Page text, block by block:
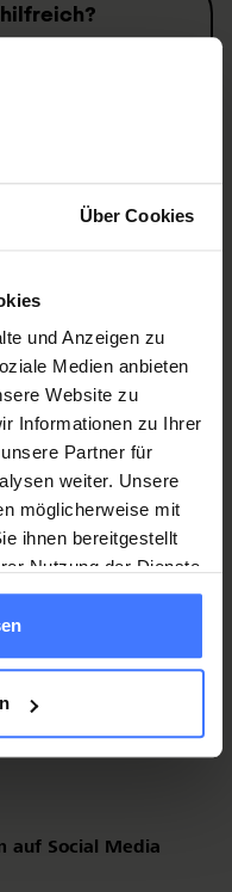
Über Cookies
und Anzeigen zu
Medien anbieten
Website zu
Informationen zu Ihrer
Partner für
weiter. Unsere
möglicherweise mit
ihnen bereitgestellt
Nutzung der Dienste
Patienten
auf Social Media